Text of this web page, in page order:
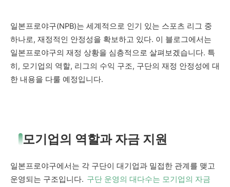
일본프로야구(NPB)는 세계적으로 인기 있는 스포츠 리그 중
하나로, 재정적인 안정성을 확보하고 있다. 이 블로그에서는
일본프로야구의 재정 상황을 심층적으로 살펴보겠습니다. 특
히, 모기업의 역할, 리그의 수익 구조, 구단의 재정 안정성에 대
한 내용을 다룰 예정입니다.
모기업의 역할과 자금 지원
일본프로야구에서는 각 구단이 대기업과 밀접한 관계를 맺고
운영되는 구조입니다. 구단 운영의 대다수는 모기업의 자금